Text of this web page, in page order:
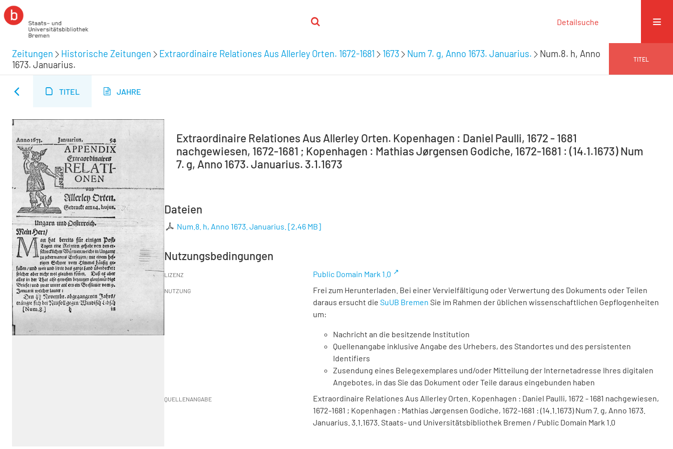
Detailsuche
Zeitungen Historische Zeitungen Extraordinaire Relationes Aus Allerley Orten. 1672-1681 1673 Num 7. g, Anno 1673. Januarius.
Num.8. h, Anno
1673. Januarius.
TITEL
TITEL JAHRE
Extraordinaire Relationes Aus Allerley Orten. Kopenhagen : Daniel Paulli, 1672 - 1681
nachgewiesen, 1672-1681 ; Kopenhagen : Mathias Jørgensen Godiche, 1672-1681 : (14.1.1673) Num
7. g, Anno 1673. Januarius. 3.1.1673
Dateien
Num.8. h, Anno 1673. Januarius. [2,46 MB]
Nutzungsbedingungen
LIZENZ Public Domain Mark 1.0
NUTZUNG
Frei zum Herunterladen. Bei einer Vervielfältigung oder Verwertung des Dokuments oder Teilen
daraus ersucht die SuUB Bremen Sie im Rahmen der üblichen wissenschaftlichen Gepflogenheiten
um:
Nachricht an die besitzende Institution
Quellenangabe inklusive Angabe des Urhebers, des Standortes und des persistenten
Identifiers
Zusendung eines Belegexemplares und/oder Mitteilung der Internetadresse Ihres digitalen
Angebotes, in das Sie das Dokument oder Teile daraus eingebunden haben
QUELLENANGABE
Extraordinaire Relationes Aus Allerley Orten. Kopenhagen : Daniel Paulli, 1672 - 1681 nachgewiesen,
1672-1681 ; Kopenhagen : Mathias Jørgensen Godiche, 1672-1681 : (14.1.1673) Num 7. g, Anno 1673.
Januarius. 3.1.1673. Staats- und Universitätsbibliothek Bremen / Public Domain Mark 1.0